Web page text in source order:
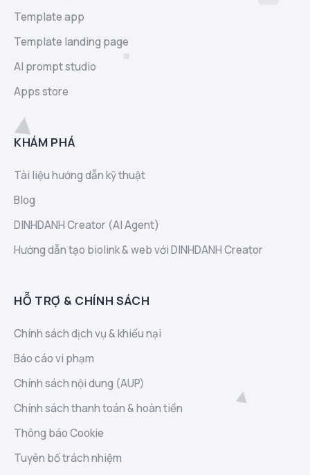
Template app
Template landing page
AI prompt studio
Apps store
KHÁM PHÁ
Tài liệu hướng dẫn kỹ thuật
Blog
DINHDANH Creator (AI Agent)
Hướng dẫn tạo biolink & web với DINHDANH Creator
HỖ TRỢ & CHÍNH SÁCH
Chính sách dịch vụ & khiếu nại
Báo cáo vi phạm
Chính sách nội dung (AUP)
Chính sách thanh toán & hoàn tiền
Thông báo Cookie
Tuyên bố trách nhiệm